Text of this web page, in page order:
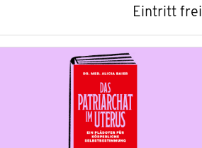
Eintritt frei